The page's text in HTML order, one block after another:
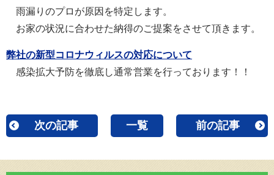
雨漏りのプロが原因を特定します。
お家の状況に合わせた納得のご提案をさせて頂きます。
弊社の新型コロナウィルスの対応について
感染拡大予防を徹底し通常営業を行っております！！
次の記事 一覧 前の記事